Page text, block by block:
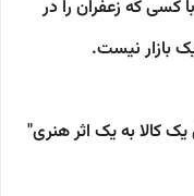
کسی که زعفران را در
بازار نیست.
کالا به یک اثر هنری"